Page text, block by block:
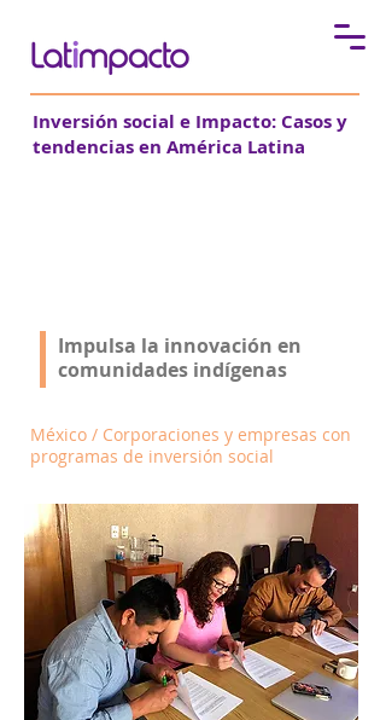
Inversión social e Impacto: Casos y
tendencias en América Latina
Impulsa la innovación en
comunidades indígenas
Impulsa la innovación en
comunidades indígenas
México / Corporaciones y empresas con
programas de inversión social